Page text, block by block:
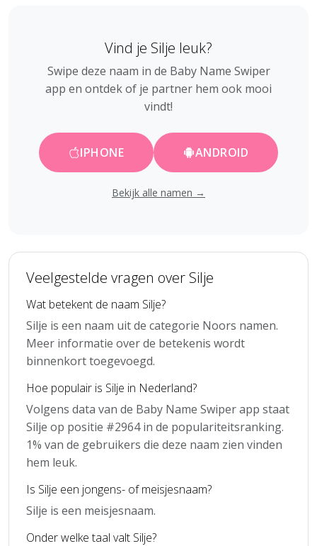
Vind je Silje leuk?
Swipe deze naam in de Baby Name Swiper
app en ontdek of je partner hem ook mooi
vindt!
IPHONE ANDROID
Bekijk alle namen →
Veelgestelde vragen over Silje
Wat betekent de naam Silje?
Silje is een naam uit de categorie Noors namen.
Meer informatie over de betekenis wordt
binnenkort toegevoegd.
Hoe populair is Silje in Nederland?
Volgens data van de Baby Name Swiper app staat
Silje op positie #2964 in de populariteitsranking.
1% van de gebruikers die deze naam zien vinden
hem leuk.
Is Silje een jongens- of meisjesnaam?
Silje is een meisjesnaam.
Onder welke taal valt Silje?